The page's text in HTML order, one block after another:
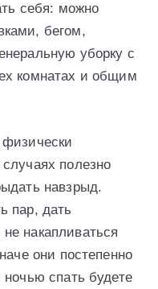
себя: можно
бегом,
уборку с
комнатах и общим
полезно
навзрыд.
пар, дать
накапливаться
они постепенно
спать будете